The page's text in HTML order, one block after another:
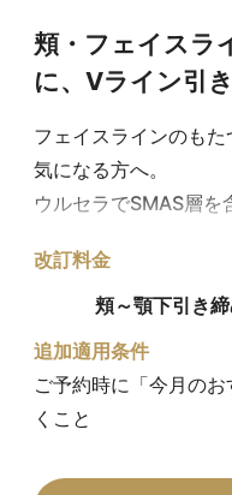
頬・フェイスラ
に、Vライン引
フェイスラインのも
気になる方へ。
ウルセラでSMAS層を
のハリ感・引き締め感
Vライン印象を目指
ウルセラ（頬＋フェ
ショッピングリフト
改訂料金
頬～顎下引き
追加適用条件
ご予約時に「今月の
くこと